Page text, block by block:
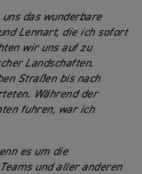
das wunderbare
Lennart, die ich sofort
wir uns auf zu
Landschaften.
Straßen bis nach
Während der
fuhren, war ich
es um die
und aller anderen